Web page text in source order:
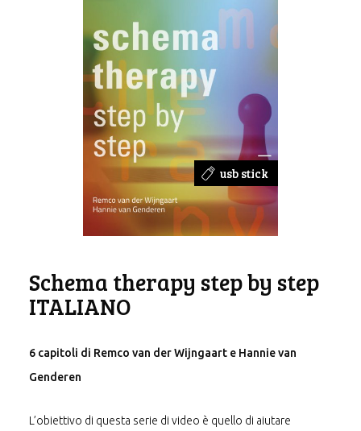
usb stick
Schema therapy step by step
ITALIANO
6 capitoli di Remco van der Wijngaart e Hannie van
Genderen
L’obiettivo di questa serie di video è quello di aiutare